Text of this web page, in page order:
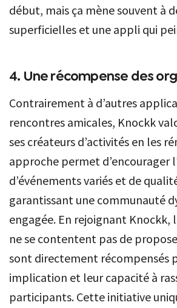
début, mais ça mène souvent à
superficielles et une appli qui
4. Une récompense des
Contrairement à d’autres
rencontres amicales, Knockk
ses créateurs d’activités en les
approche permet d’encourager
d’événements variés et de
garantissant une communauté
engagée. En rejoignant Knockk,
ne se contentent pas de
sont directement récompensés
implication et leur capacité à
participants. Cette initiative